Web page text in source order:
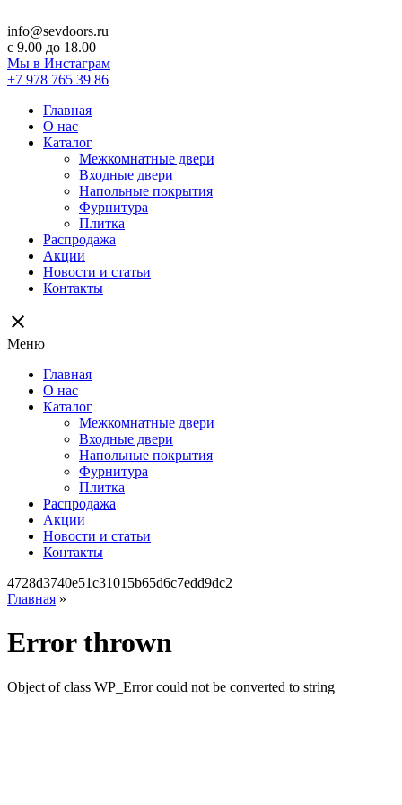
info@sevdoors.ru
c 9.00 до 18.00
Мы в Инстаграм
+7 978 765 39 86
Главная
О нас
Каталог
Межкомнатные двери
Входные двери
Напольные покрытия
Фурнитура
Плитка
Распродажа
Акции
Новости и статьи
Контакты
close
Меню
Главная
О нас
Каталог
Межкомнатные двери
Входные двери
Напольные покрытия
Фурнитура
Плитка
Распродажа
Акции
Новости и статьи
Контакты
4728d3740e51c31015b65d6c7edd9dc2
Главная »
Error thrown
Object of class WP_Error could not be converted to string